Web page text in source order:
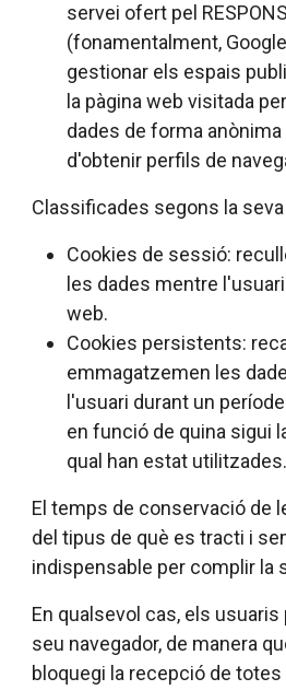
servei ofert pel
(fonamentalment,
gestionar els espais
la pàgina web visitada
dades de forma
d'obtenir perfils de
Classificades segons la seva
Cookies de sessió:
les dades mentre
web.
Cookies persistents:
emmagatzemen les
l'usuari durant un
en funció de quina sigui
qual han estat utilitzades.
El temps de conservació de
del tipus de què es tracti i
indispensable per complir la
En qualsevol cas, els usuaris
seu navegador, de manera
bloquegi la recepció de